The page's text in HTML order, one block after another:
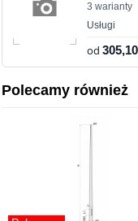
3 warianty
Usługi
od
Polecamy również